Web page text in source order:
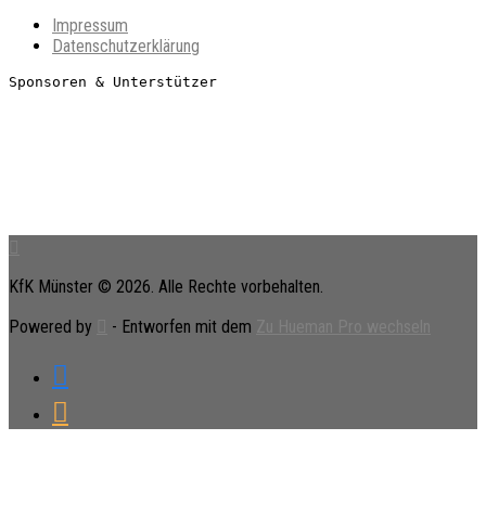
Impressum
Datenschutzerklärung
Sponsoren & Unterstützer
KfK Münster © 2026. Alle Rechte vorbehalten.
Powered by
- Entworfen mit dem